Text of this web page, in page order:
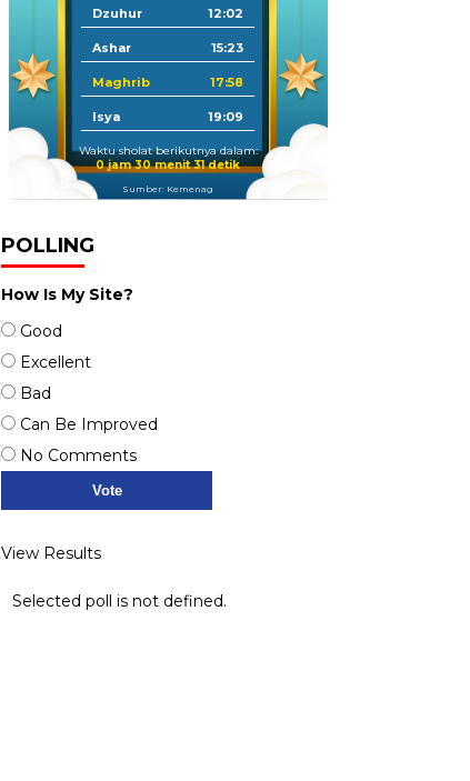
Dzuhur 12:02
Ashar 15:23
Maghrib 17:58
Isya 19:09
Waktu sholat berikutnya dalam:
0 jam 30 menit 30 detik
Sumber: Kemenag
POLLING
How Is My Site?
Good
Excellent
Bad
Can Be Improved
No Comments
View Results
Selected poll is not defined.